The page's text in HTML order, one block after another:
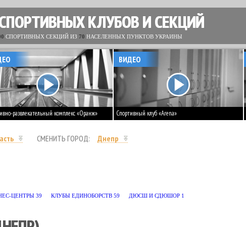
КЛУБОВ И СЕКЦИЙ
СПОРТИВНЫХ СЕКЦИЙ ИЗ 70 НАСЕЛЕННЫХ ПУНКТОВ УКРАИНЫ
развлекательный комплекс «Оранж» Спортивный клуб «Arena»
ВИДЕО
СМЕНИТЬ ГОРОД: Днепр
(МУАЙ ТАЙ)
ЦЕНТРЫ 39 КЛУБЫ ЕДИНОБОРСТВ 59 ДЮСШ И СДЮШОР 1